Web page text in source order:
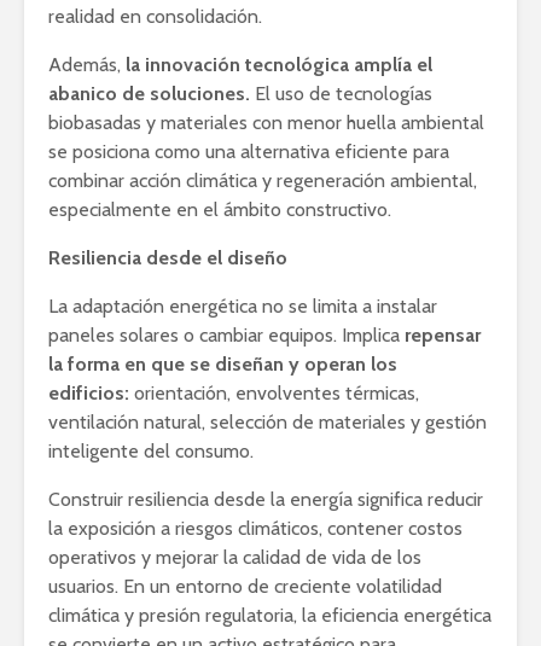
realidad en consolidación.
Además, la innovación tecnológica amplía el
abanico de soluciones. El uso de tecnologías
biobasadas y materiales con menor huella ambiental
se posiciona como una alternativa eficiente para
combinar acción climática y regeneración ambiental,
especialmente en el ámbito constructivo.
Resiliencia desde el diseño
La adaptación energética no se limita a instalar
paneles solares o cambiar equipos. Implica repensar
la forma en que se diseñan y operan los
edificios: orientación, envolventes térmicas,
ventilación natural, selección de materiales y gestión
inteligente del consumo.
Construir resiliencia desde la energía significa reducir
la exposición a riesgos climáticos, contener costos
operativos y mejorar la calidad de vida de los
usuarios. En un entorno de creciente volatilidad
climática y presión regulatoria, la eficiencia energética